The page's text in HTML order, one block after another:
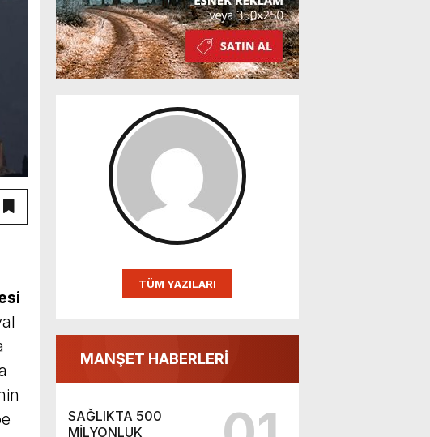
TÜM YAZILARI
MANŞET HABERLERİ
SAĞLIKTA 500
MİLYONLUK